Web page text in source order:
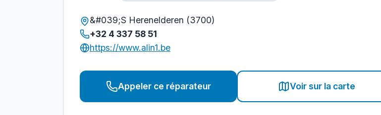
&#039;S Herenelderen (3700)
+32 4 337 58 51
https://www.alin1.be
Appeler ce réparateur Voir sur la carte